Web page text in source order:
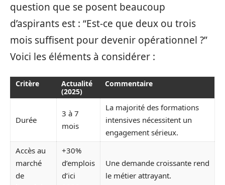
question que se posent beaucoup
d’aspirants est : “Est-ce que deux ou trois
mois suffisent pour devenir opérationnel ?”
Voici les éléments à considérer :
Critère
Actualité
(2025)
Commentaire
Durée
3 à 7
mois
La majorité des formations
intensives nécessitent un
engagement sérieux.
Accès au
marché
de
+30%
d’emplois
d’ici
Une demande croissante rend
le métier attrayant.